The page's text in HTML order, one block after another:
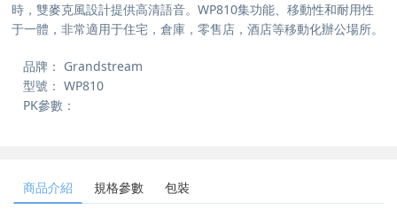
時，雙麥克風設計提供高清語音。WP810集功能、移動性和耐用性
于一體，非常適用于住宅，倉庫，零售店，酒店等移動化辦公場所。
品牌： Grandstream
型號： WP810
PK參數：
商品介紹 規格參數 包裝